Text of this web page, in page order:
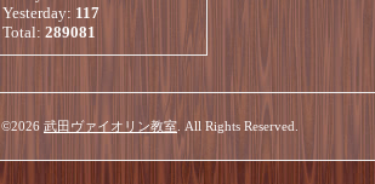
Yesterday: 117
Total: 289081
©2026 武田ヴァイオリン教室 . All Rights Reserved.